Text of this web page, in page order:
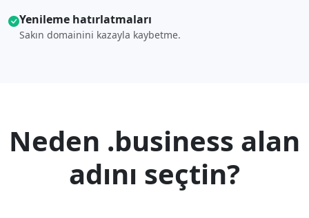
Yenileme hatırlatmaları
Sakın domainini kazayla kaybetme.
Neden .business alan
adını seçtin?